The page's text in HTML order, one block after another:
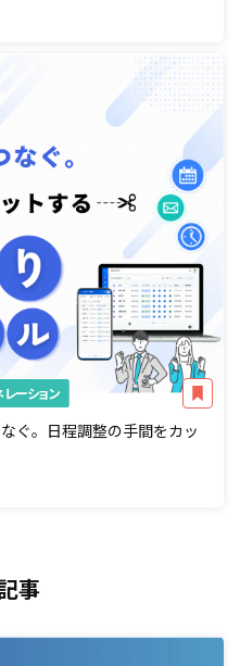
ーション
ぐ。日程調整の手間をカッ
事